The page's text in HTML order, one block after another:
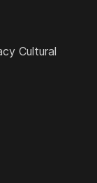
Cultural